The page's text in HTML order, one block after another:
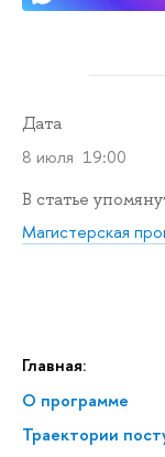
Главная:
О программе
Траектории
Дата
8 июля 19:00
В статье
Магистерская